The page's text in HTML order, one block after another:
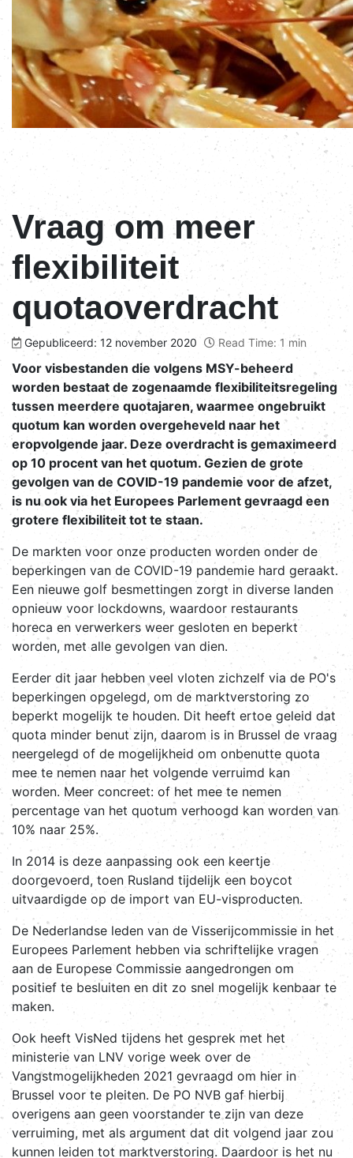
Vraag om meer
flexibiliteit
quotaoverdracht
Gepubliceerd: 12 november 2020 Read Time: 1 min
Voor visbestanden die volgens MSY-beheerd
worden bestaat de zogenaamde flexibiliteitsregeling
tussen meerdere quotajaren, waarmee ongebruikt
quotum kan worden overgeheveld naar het
eropvolgende jaar. Deze overdracht is gemaximeerd
op 10 procent van het quotum. Gezien de grote
gevolgen van de COVID-19 pandemie voor de afzet,
is nu ook via het Europees Parlement gevraagd een
grotere flexibiliteit tot te staan.
De markten voor onze producten worden onder de
beperkingen van de COVID-19 pandemie hard geraakt.
Een nieuwe golf besmettingen zorgt in diverse landen
opnieuw voor lockdowns, waardoor restaurants
horeca en verwerkers weer gesloten en beperkt
worden, met alle gevolgen van dien.
Eerder dit jaar hebben veel vloten zichzelf via de PO's
beperkingen opgelegd, om de marktverstoring zo
beperkt mogelijk te houden. Dit heeft ertoe geleid dat
quota minder benut zijn, daarom is in Brussel de vraag
neergelegd of de mogelijkheid om onbenutte quota
mee te nemen naar het volgende verruimd kan
worden. Meer concreet: of het mee te nemen
percentage van het quotum verhoogd kan worden van
10% naar 25%.
In 2014 is deze aanpassing ook een keertje
doorgevoerd, toen Rusland tijdelijk een boycot
uitvaardigde op de import van EU-visproducten.
De Nederlandse leden van de Visserijcommissie in het
Europees Parlement hebben via schriftelijke vragen
aan de Europese Commissie aangedrongen om
positief te besluiten en dit zo snel mogelijk kenbaar te
maken.
Ook heeft VisNed tijdens het gesprek met het
ministerie van LNV vorige week over de
Vangstmogelijkheden 2021 gevraagd om hier in
Brussel voor te pleiten. De PO NVB gaf hierbij
overigens aan geen voorstander te zijn van deze
verruiming, met als argument dat dit volgend jaar zou
kunnen leiden tot marktverstoring. Daardoor is het nu